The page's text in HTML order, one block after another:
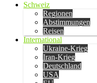
Schweiz
Regionen
Abstimmungen
Reisen
International
Ukraine-Krieg
Iran-Krieg
Deutschland
USA